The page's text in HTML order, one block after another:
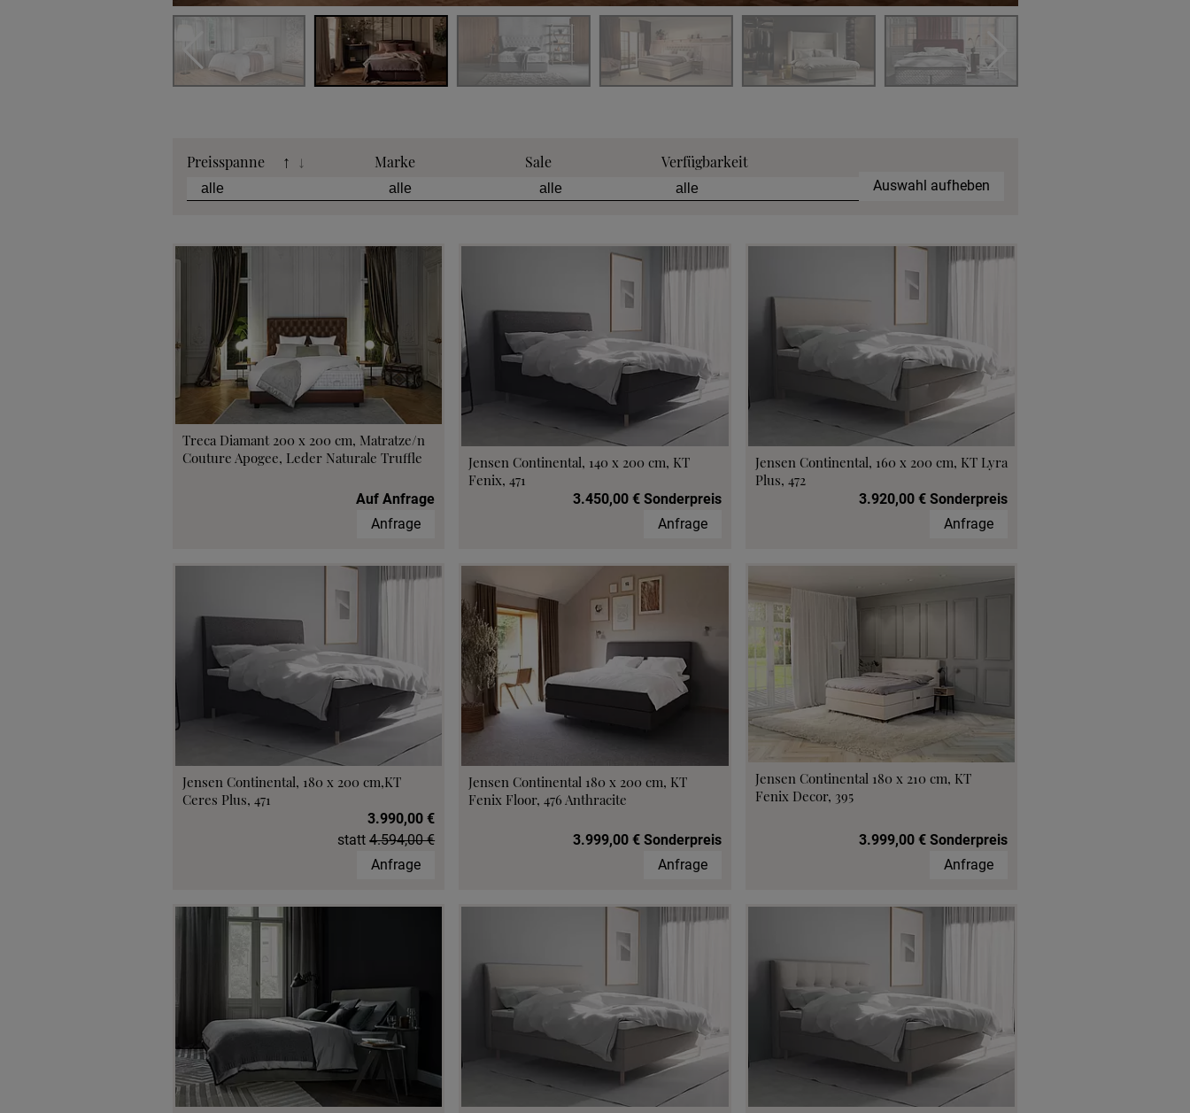
Preisspanne ↑ ↓ Marke Sale Verfügbarkeit
Auswahl aufheben
Treca Diamant 200 x 200 cm, Matratze/n
Couture Apogee, Leder Naturale Truffle
Auf Anfrage
Anfrage
Jensen Continental, 140 x 200 cm, KT
Fenix, 471
3.450,00 € Sonderpreis
Anfrage
Jensen Continental, 160 x 200 cm, KT Lyra
Plus, 472
3.920,00 € Sonderpreis
Anfrage
Jensen Continental, 180 x 200 cm,KT
Ceres Plus, 471
3.990,00 €
statt4.594,00 €
Anfrage
Jensen Continental 180 x 200 cm, KT
Fenix Floor, 476 Anthracite
3.999,00 € Sonderpreis
Anfrage
Jensen Continental 180 x 210 cm, KT
Fenix Decor, 395
3.999,00 € Sonderpreis
Anfrage